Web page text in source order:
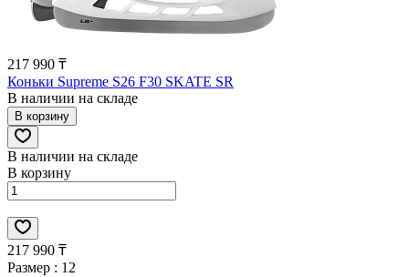
217 990 ₸
Коньки Supreme S26 F30 SKATE SR
В наличии на складе
В корзину
В наличии на складе
В корзину
217 990 ₸
Размер : 12